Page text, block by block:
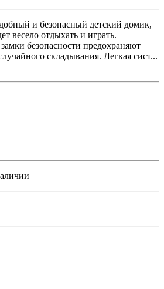
и безопасный детский домик,
весело отдыхать и играть.
безопасности предохраняют
складывания. Легкая сист...